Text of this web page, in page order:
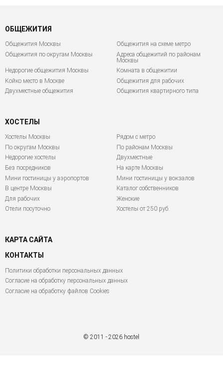
ОБЩЕЖИТИЯ
Общежития Москвы
Общежития на схеме метро
Общежития по округам Москвы
Адреса общежитий по районам
Москвы
Недорогие общежития Москвы
Комната в общежитии
Койко место в Москве
Общежития для рабочих
Двухместные общежития
Общежития квартирного типа
ХОСТЕЛЫ
Хостелы Москвы
По округам Москвы
Недорогие хостелы
Без посредников
Мини гостиницы у аэропортов
В центре Москвы
Для рабочих
Отели посуточно
Рядом с метро
По районам Москвы
Двухместные
На карте Москвы
Мини гостиницы у вокзалов
Каталог собственников
Женские
Хостелы от 250 руб.
КАРТА САЙТА
КОНТАКТЫ
Политики обработки персональных данных
Согласие на обработку персональных данных
Согласие на обработку файлов Cookies
© 2011 - 2026 hostel